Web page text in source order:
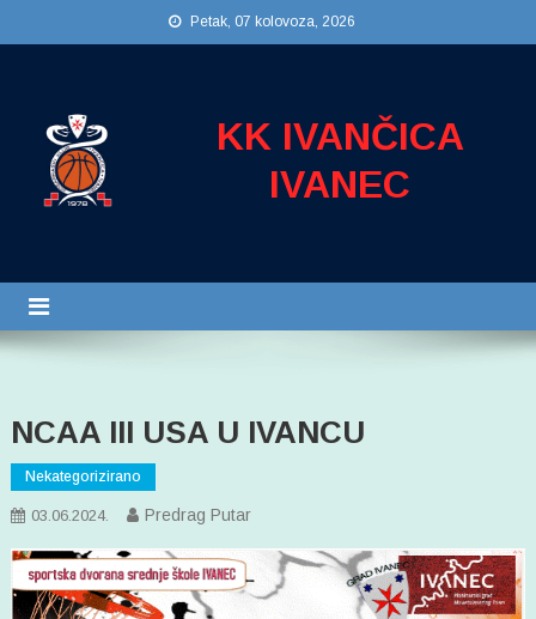
na
Petak, 07 kolovoza, 2026
KK IVANČICA
IVANEC
NCAA III USA U IVANCU
Nekategorizirano
03.06.2024. Predrag Putar